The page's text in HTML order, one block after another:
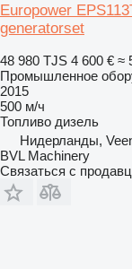
Europower
generatorset
48 980 TJS 4 600 € ≈
Промышленное
2015
500 м/ч
Топливо дизель
Нидерланды,
BVL Machinery
Связаться с